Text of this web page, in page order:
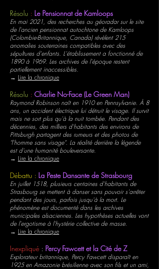
Résolu : Le Pensionnat de Kamloops
En mai 2021, des recherches au géoradar sur le site
de l'ancien pensionnat autochtone de Kamloops
(Colombie-Britannique, Canada) révèlent 215
anomalies souterraines compatibles avec des
sépultures d'enfants. L'établissement a fonctionné de
1890 à 1969. Les archives de l'époque restent
partiellement inaccessibles.
→ Lire la chronique
Résolu : Charlie No-Face (Le Green Man)
Raymond Robinson naît en 1910 en Pennsylvanie. À 8
ans, un accident électrique lui détruit le visage. Il survit
mais ne sort plus qu'à la nuit tombée. Pendant des
décennies, des milliers d'habitants des environs de
Pittsburgh partagent des rumeurs et des photos de
"l'homme sans visage". La réalité derrière la légende
est d'une humanité bouleversante.
→ Lire la chronique
Débattu : La Peste Dansante de Strasbourg
En juillet 1518, plusieurs centaines d'habitants de
Strasbourg se mettent à danser sans pouvoir s'arrêter
pendant des jours, parfois jusqu'à la mort. Le
phénomène est documenté dans les archives
municipales alsaciennes. Les hypothèses actuelles vont
de l'ergotisme à l'hystérie collective de masse.
→ Lire la chronique
Inexpliqué : Percy Fawcett et la Cité de Z
Explorateur britannique, Percy Fawcett disparaît en
1925 en Amazonie brésilienne avec son fils et un ami,